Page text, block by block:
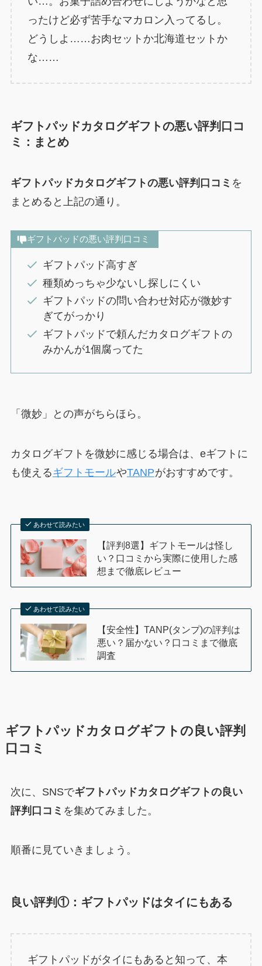
ったけど必ず苦手なマカロン入ってるし。
どうしよ……お肉セットか北海道セットか
な……
ギフトパッドカタログギフトの悪い評判口コ
ミ：まとめ
ギフトパッドカタログギフトの悪い評判口コミ を
まとめると上記の通り。
ギフトパッドの悪い評判口コミ
ギフトパッド高すぎ
種類めっちゃ少ないし探しにくい
ギフトパッドの問い合わせ対応が微妙す
ぎてがっかり
ギフトパッドで頼んだカタログギフトの
みかんが1個腐ってた
「微妙」との声がちらほら。
カタログギフトを微妙に感じる場合は、eギフトに
も使えるギフトモールやTANPがおすすめです。
あわせて読みたい
【評判8選】ギフトモールは怪し
い？口コミから実際に使用した感
想まで徹底レビュー
あわせて読みたい
【安全性】TANP(タンプ)の評判は
悪い？届かない？口コミまで徹底
調査
ギフトパッドカタログギフトの良い評判
口コミ
次に、SNSでギフトパッドカタログギフトの良い
評判口コミ を集めてみました。
順番に見ていきましょう。
良い評判①：ギフトパッドはタイにもある
ギフトパッドがタイにもあると知って、本